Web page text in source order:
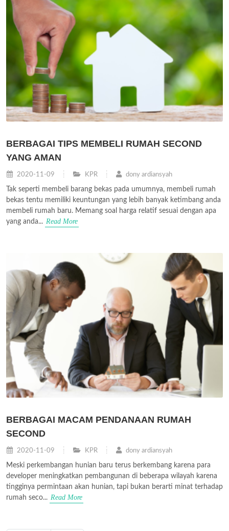
BERBAGAI TIPS MEMBELI RUMAH SECOND
YANG AMAN
2020-11-09 KPR dony ardiansyah
Tak seperti membeli barang bekas pada umumnya, membeli rumah
bekas tentu memiliki keuntungan yang lebih banyak ketimbang anda
membeli rumah baru. Memang soal harga relatif sesuai dengan apa
yang anda... Read More
BERBAGAI MACAM PENDANAAN RUMAH
SECOND
2020-11-09 KPR dony ardiansyah
Meski perkembangan hunian baru terus berkembang karena para
developer meningkatkan pembangunan di beberapa wilayah karena
tingginya permintaan akan hunian, tapi bukan berarti minat terhadap
rumah seco... Read More